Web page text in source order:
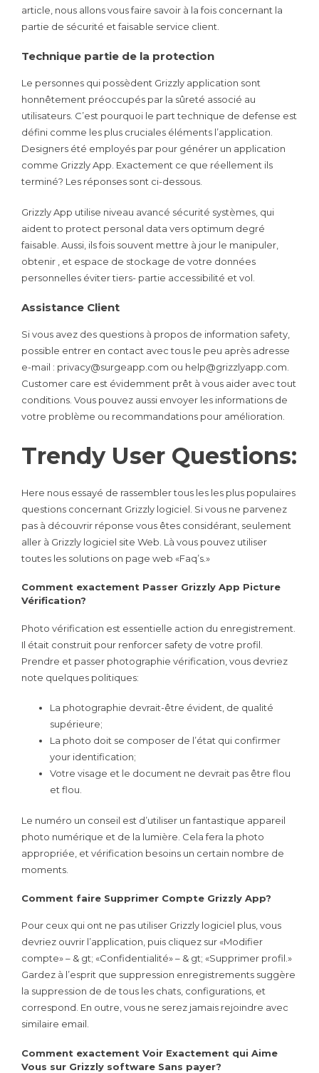
article, nous allons vous faire savoir à la fois concernant la
partie de sécurité et faisable service client.
Technique partie de la protection
Le personnes qui possèdent Grizzly application sont
honnêtement préoccupés par la sûreté associé au
utilisateurs. C’est pourquoi le part technique de defense est
défini comme les plus cruciales éléments l’application.
Designers été employés par pour générer un application
comme Grizzly App. Exactement ce que réellement ils
terminé? Les réponses sont ci-dessous.
Grizzly App utilise niveau avancé sécurité systèmes, qui
aident to protect personal data vers optimum degré
faisable. Aussi, ils fois souvent mettre à jour le manipuler,
obtenir , et espace de stockage de votre données
personnelles éviter tiers- partie accessibilité et vol.
Assistance Client
Si vous avez des questions à propos de information safety,
possible entrer en contact avec tous le peu après adresse
e-mail : privacy@surgeapp.com ou help@grizzlyapp.com.
Customer care est évidemment prêt à vous aider avec tout
conditions. Vous pouvez aussi envoyer les informations de
votre problème ou recommandations pour amélioration.
Trendy User Questions:
Here nous essayé de rassembler tous les les plus populaires
questions concernant Grizzly logiciel. Si vous ne parvenez
pas à découvrir réponse vous êtes considérant, seulement
aller à Grizzly logiciel site Web. Là vous pouvez utiliser
toutes les solutions on page web «Faq’s.»
Comment exactement Passer Grizzly App Picture
Vérification?
Photo vérification est essentielle action du enregistrement.
Il était construit pour renforcer safety de votre profil.
Prendre et passer photographie vérification, vous devriez
note quelques politiques:
La photographie devrait-être évident, de qualité
supérieure;
La photo doit se composer de l’état qui confirmer
your identification;
Votre visage et le document ne devrait pas être flou
et flou.
Le numéro un conseil est d’utiliser un fantastique appareil
photo numérique et de la lumière. Cela fera la photo
appropriée, et vérification besoins un certain nombre de
moments.
Comment faire Supprimer Compte Grizzly App?
Pour ceux qui ont ne pas utiliser Grizzly logiciel plus, vous
devriez ouvrir l’application, puis cliquez sur «Modifier
compte» – & gt; «Confidentialité» – & gt; «Supprimer profil.»
Gardez à l’esprit que suppression enregistrements suggère
la suppression de de tous les chats, configurations, et
correspond. En outre, vous ne serez jamais rejoindre avec
similaire email.
Comment exactement Voir Exactement qui Aime
Vous sur Grizzly software Sans payer?